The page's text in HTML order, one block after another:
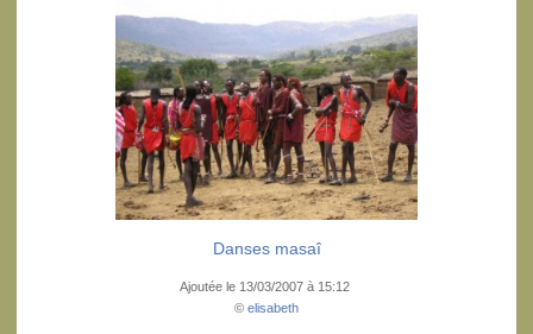
Danses masaî
Ajoutée le 13/03/2007 à 15:12
© elisabeth